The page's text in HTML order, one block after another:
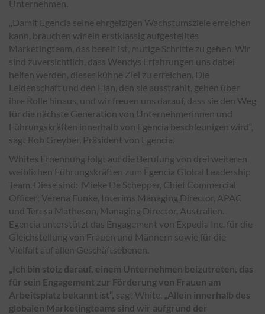
Unternehmen.
„Damit Egencia seine ehrgeizigen Wachstumsziele erreichen
kann, brauchen wir ein erstklassig aufgestelltes
Marketingteam, das bereit ist, mutige Schritte zu gehen. Wir
sind zuversichtlich, dass Wendys Erfahrungen uns dabei
helfen werden, dieses kühne Ziel zu erreichen. Die
Leidenschaft und den Elan, den sie ausstrahlt, gehen über
ihre Rolle hinaus, und wir freuen uns darauf, dass sie den Weg
für die nächste Generation von Unternehmerinnen und
Führungskräften innerhalb von Egencia beschleunigen wird“,
sagt Rob Greyber, Präsident von Egencia.
Whites Ernennung folgt auf die Berufung von drei weiteren
weiblichen Führungskräften zum Egencia Global Leadership
Team. Diese sind: Mieke De Schepper, Chief Commercial
Officer; Verena Funke, Interims Managing Director, APAC
und Teresa Matheson, Managing Director, Australien.
Egencia unterstützt das Engagement von Expedia Inc. für die
Gleichstellung von Frauen und Männern sowie für die
Vielfalt auf allen Geschäftsebenen.
„Ich bin stolz darauf, einem Unternehmen beizutreten, das
für sein Engagement zur Förderung von Frauen am
Arbeitsplatz bekannt ist“, sagt White. „Allein innerhalb des
globalen Marketingteams sind wir aufgrund der